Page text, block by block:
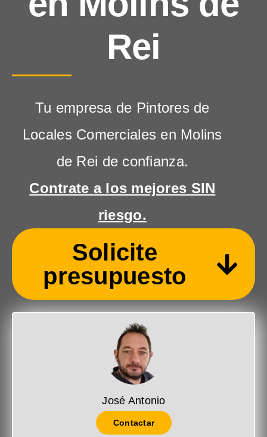
Rei
Tu empresa de Pintores de
Locales Comerciales en Molins
de Rei de confianza.
Contrate a los mejores SIN
riesgo.
Solicite
presupuesto
José Antonio
Contactar